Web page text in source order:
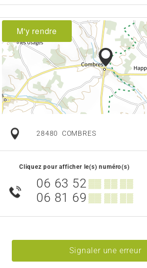
M'y rendre
28480 COMBRES
Cliquez pour afficher le(s) numéro(s)
06 63 52 ▒▒ ▒▒ ▒▒
06 81 69 ▒▒ ▒▒ ▒▒
Signaler une erreur